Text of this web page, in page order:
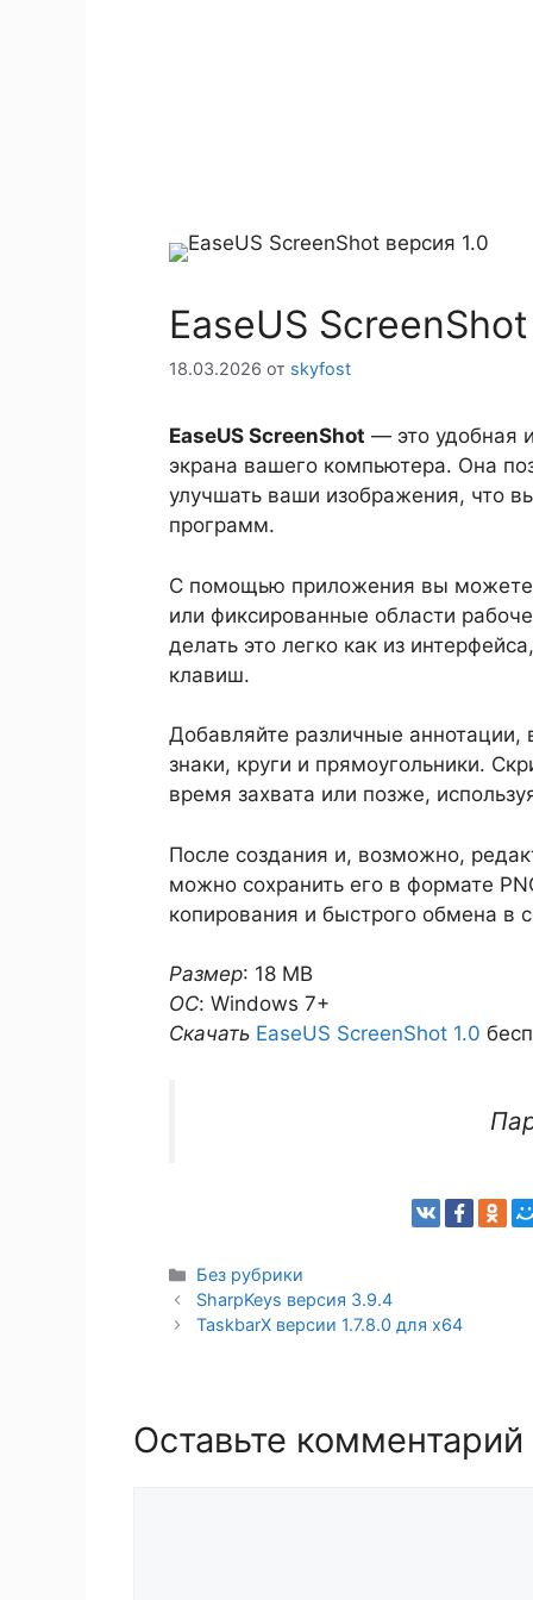
EaseUS
18.03.2026 от skyfost
EaseUS ScreenShot — это удобная
экрана вашего компьютера. Она
улучшать ваши изображения, что
программ.
С помощью приложения вы можете
или фиксированные области
делать это легко как из
клавиш.
Добавляйте различные аннотации,
знаки, круги и прямоугольники.
время захвата или позже,
После создания и, возможно,
можно сохранить его в формате
копирования и быстрого обмена в
Размер: 18 MB
ОС: Windows 7+
Скачать EaseUS ScreenShot 1.0
Рубрики
Без рубрики
SharpKeys версия 3.9.4
TaskbarX версии 1.7.8.0 для x64
Оставьте комментарий